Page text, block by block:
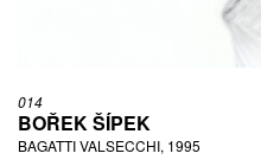
014
BOŘEK ŠÍPEK
BAGATTI VALSECCHI, 1995